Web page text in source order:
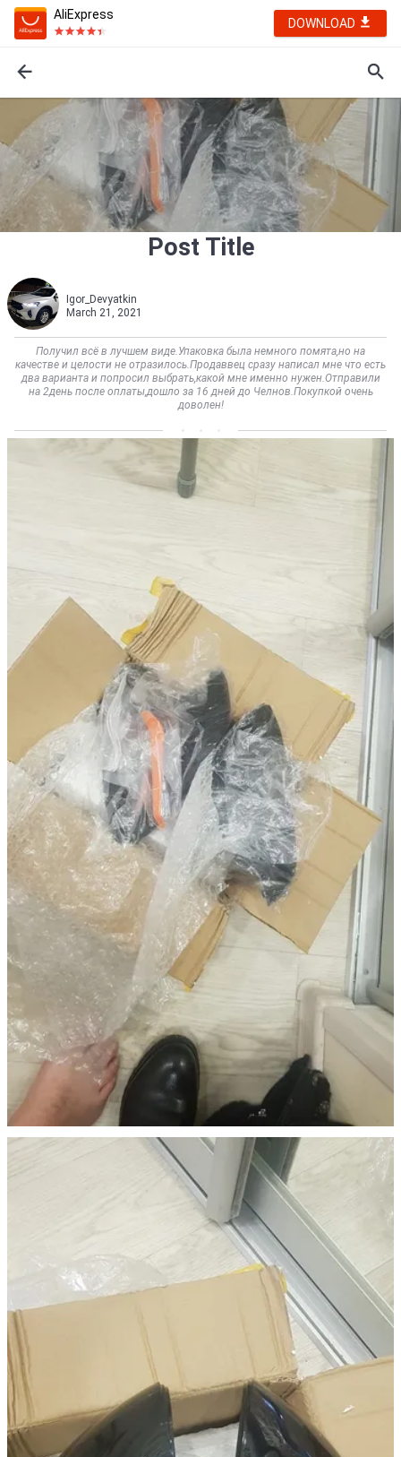
AliExpress
DOWNLOAD
Post Title
Igor_Devyatkin
March 21, 2021
Получил всё в лучшем виде.Упаковка была немного помята,но на
качестве и целости не отразилось.Продаввец сразу написал мне что есть
два варианта и попросил выбрать,какой мне именно нужен.Отправили
на 2день после оплаты,дошло за 16 дней до Челнов.Покупкой очень
доволен!